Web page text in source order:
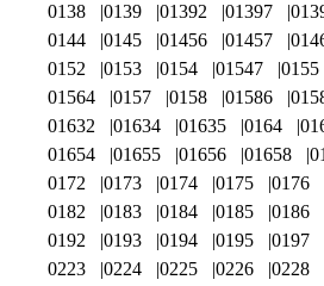
0138 0139 01392 01397
0144
0145 01456 01457
0152
0153 0154 01547 0155
01564
0157 0158 01586
01632
01634 01635 0164
01654
01655 01656 01658
0172
0173 0174 0175 0176
0182
0183 0184 0185 0186
0192
0193 0194 0195 0197
0223
0224 0225 0226 0228